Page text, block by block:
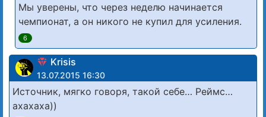
Мы уверены, что через неделю начинается
чемпионат, а он никого не купил для усиления.
6
Krisis
13.07.2015 16:30
Источник, мягко говоря, такой себе… Реймс…
ахахаха))